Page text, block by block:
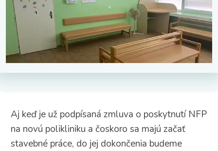
Aj keď je už podpísaná zmluva o poskytnutí NFP
na novú polikliniku a čoskoro sa majú začať
stavebné práce, do jej dokončenia budeme